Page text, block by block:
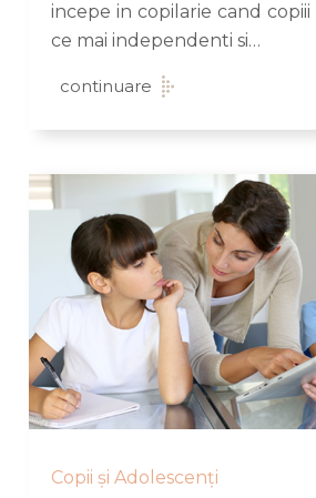
incepe in copilarie cand
ce mai independenti si…
continuare
Copii și Adolescenți